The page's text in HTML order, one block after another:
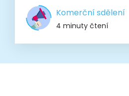
Komerční sdělení
4 minuty čtení